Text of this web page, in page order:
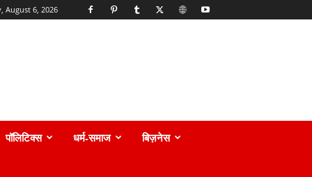
August 6, 2026
पॉलिटिक्स धर्म-समाज बिज़नेस